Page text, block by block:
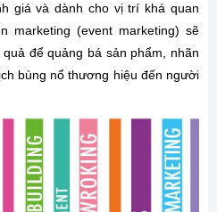
giá và dành cho vị trí khá quan
marketing (event marketing) sẽ
để quảng bá sản phẩm, nhãn
bùng nổ thương hiệu đến người